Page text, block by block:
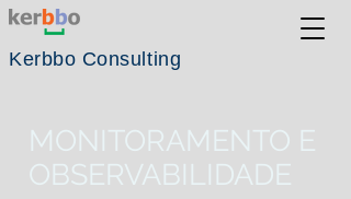
Kerbbo Consulting
MONITORAMENTO E
OBSERVABILIDADE